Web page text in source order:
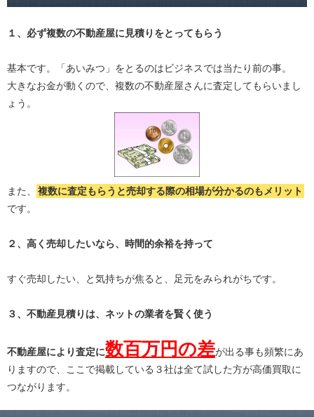
１、必ず複数の不動産屋に見積り をとってもらう
基本です。「あいみつ」をとるのはビジネスでは当たり前の事。
大きなお金が動くので、複数の不動産屋さんに査定してもらいまし
ょう。
また、 複数に査定もらうと売却する際の相場が分かるのもメリット
です。
２、高く売却したいなら、時間的余裕を持って
すぐ売却したい、と気持ちが焦ると、足元をみられがちです。
３、不動産見積りは、ネットの業者を賢く使う
不動産屋により査定に数百万円の差が出る事も頻繁にあ
りますので、ここで掲載している３社は全て試した方が高価買取に
つながります。